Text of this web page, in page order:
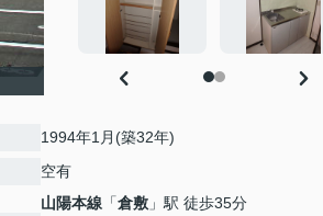
1994年1月(築32年)
空有
山陽本線 「倉敷 」駅 徒歩35分